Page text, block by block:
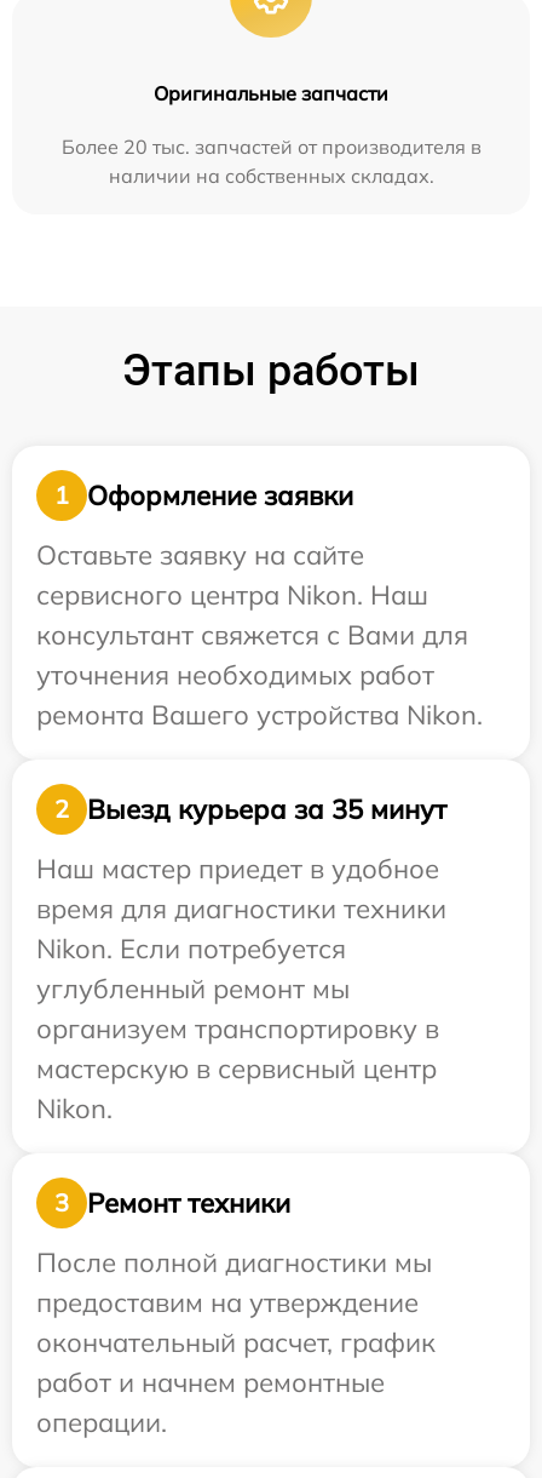
Оригинальные запчасти
Более 20 тыс. запчастей от производителя в
наличии на собственных складах.
Этапы работы
1
Оформление заявки
Оставьте заявку на сайте
сервисного центра Nikon. Наш
консультант свяжется с Вами для
уточнения необходимых работ
ремонта Вашего устройства Nikon.
2
Выезд курьера за 35 минут
Наш мастер приедет в удобное
время для диагностики техники
Nikon. Если потребуется
углубленный ремонт мы
организуем транспортировку в
мастерскую в сервисный центр
Nikon.
3
Ремонт техники
После полной диагностики мы
предоставим на утверждение
окончательный расчет, график
работ и начнем ремонтные
операции.